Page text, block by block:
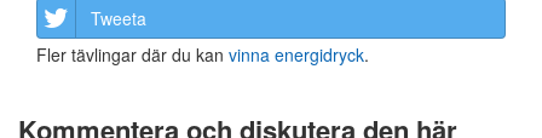
Tweeta
Fler tävlingar där du kan vinna energidryck.
Kommentera och diskutera den här